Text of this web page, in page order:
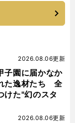
子園に届かなか
た逸材たち 全
けた"幻のスタ
2026.08.06更新
2026.08.06更新